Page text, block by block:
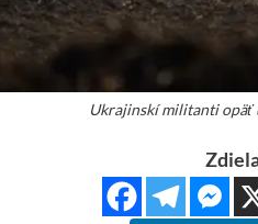
Ukrajinskí militanti opäť